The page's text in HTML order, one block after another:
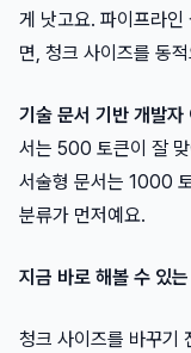
게 낫고요. 파이프라인
면, 청크 사이즈를 동
기술 문서 기반 개발자
서는 500 토큰이 잘
서술형 문서는 1000
분류가 먼저예요.
지금 바로 해볼 수 있
청크 사이즈를 바꾸기